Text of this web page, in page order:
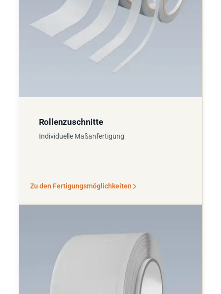
Rollenzuschnitte
Individuelle Maßanfertigung
Zu den Fertigungsmöglichkeiten